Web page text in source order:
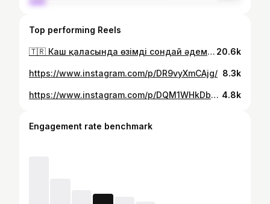
Top performing Reels
🇹🇷 Каш қаласында өзімді сондай әдемі қызыл көйлекпен елестеттім. Сауда орындарын аралап өзім қалаған көйлекті таппаған соң, тіктірейін деп @akbobek.asylbekovna_atelier жүгіндім🤗 Дәл мен жіберген суреттегіден де әдемі етіп тігіп берді. Ең бастысы ойымды түсінді👍🏻 Матаны Оралдан таппай, Ақтөбеден таксимен алдырды😍 Бүгін Кашта жүріп біраз комплимент естідім ғой 😍🤍 20.6k
https://www.instagram.com/p/DR9vyXmCAjg/ 8.3k
https://www.instagram.com/p/DQM1WHkDbb_/ 4.8k
Engagement rate benchmark